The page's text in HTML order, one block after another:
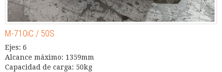
M-710iC / 50S
Ejes: 6
Alcance máximo: 1359mm
Capacidad de carga: 50kg